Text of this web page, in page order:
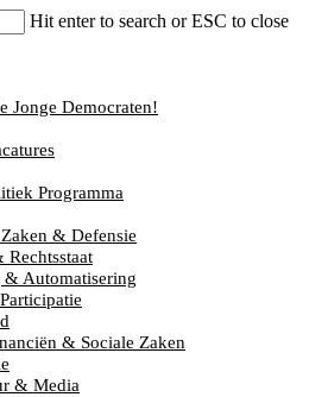
Hit enter to search or ESC to close
Jonge Democraten!
Programma
& Defensie
Rechtsstaat
Automatisering
& Sociale Zaken
& Media